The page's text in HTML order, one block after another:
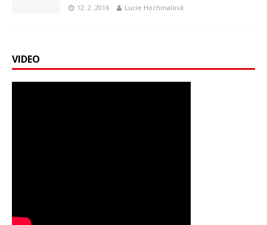
12. 2. 2016 Lucie Hochmalová
VIDEO